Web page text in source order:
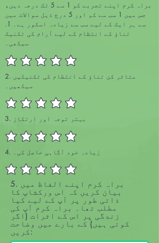
براہ کرم اپنے تجربے کو 1 سے 5 تک درجہ دیں،
جس میں 1 سب سے کم اور 5 درج ذیل سوالات میں
سے ہر ایک کے لیے سب سے زیادہ اسکور ہے۔ 1.
تناؤ کے انتظام کے لیے آرام کی تکنیک
سیکھی۔
2. متاثر کن تناؤ کے انتظام کی تکنیکیں
سیکھیں۔
3. بہتر توجہ اور ارتکاز
4. زیادہ خود آگاہی حاصل کی۔
5. براہ کرم اپنے الفاظ میں
بیان کریں کہ اس ورکشاپ کا
ذاتی طور پر آپ کے لیے کیا
مطلب تھا۔ براہ کرم آپ کی
زندگی پر اس کے اثرات (اگر
کوئی ہیں) کے بارے میں وضاحت
کریں: